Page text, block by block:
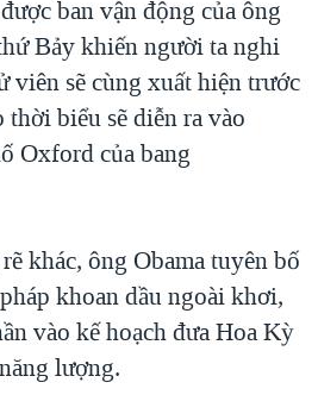
VỌNG TỪ NÔNG THÔN MỸ
ban vận động của ông
Bảy khiến người ta nghi
viên sẽ cùng xuất hiện trước
biểu sẽ diễn ra vào
Oxford của bang
khác, ông Obama tuyên bố
khoan dầu ngoài khơi,
vào kế hoạch đưa Hoa Kỳ
lượng.